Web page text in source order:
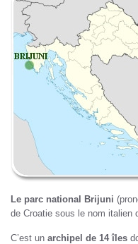
Le parc national Brijuni
de Croatie sous le nom italien
C’est un archipel de 14 îles